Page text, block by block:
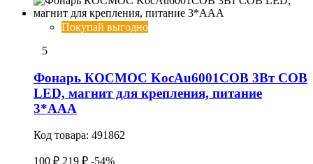
Покупай выгодно
5
Фонарь КОСМОС KocAu6001COB 3Вт COB
LED, магнит для крепления, питание
3*AAA
Код товара: 491862
100 ₽ 219 ₽ -54%